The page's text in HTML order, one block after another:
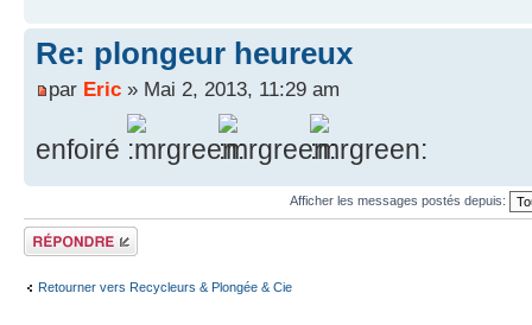
Re: plongeur heureux
par Eric » Mai 2, 2013, 11:29 am
enfoiré
Afficher les messages postés depuis:
Répondre
Retourner vers Recycleurs & Plongée & Cie